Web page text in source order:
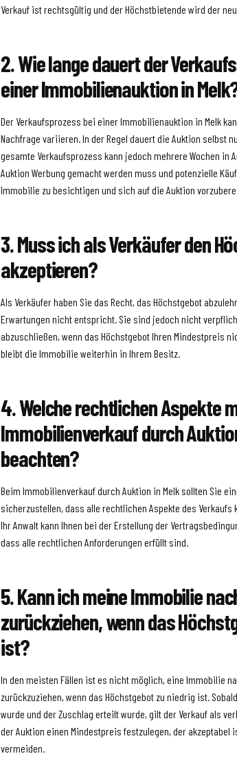
Verkauf ist rechtsgültig und der Höchstbietende wird der
2. Wie lange dauert der
einer Immobilienauktion in
Der Verkaufsprozess bei einer Immobilienauktion in Melk
Nachfrage variieren. In der Regel dauert die Auktion selbst
gesamte Verkaufsprozess kann jedoch mehrere Wochen in
Auktion Werbung gemacht werden muss und potenzielle
Immobilie zu besichtigen und sich auf die Auktion
3. Muss ich als Verkäufer den
akzeptieren?
Als Verkäufer haben Sie das Recht, das Höchstgebot
Erwartungen nicht entspricht. Sie sind jedoch nicht
abzuschließen, wenn das Höchstgebot Ihren Mindestpreis
bleibt die Immobilie weiterhin in Ihrem Besitz.
4. Welche rechtlichen Aspekte
Immobilienverkauf durch Auktion
beachten?
Beim Immobilienverkauf durch Auktion in Melk sollten Sie
sicherzustellen, dass alle rechtlichen Aspekte des Verkaufs
Ihr Anwalt kann Ihnen bei der Erstellung der
dass alle rechtlichen Anforderungen erfüllt sind.
5. Kann ich meine Immobilie
zurückziehen, wenn das
ist?
In den meisten Fällen ist es nicht möglich, eine Immobilie
zurückzuziehen, wenn das Höchstgebot zu niedrig ist.
wurde und der Zuschlag erteilt wurde, gilt der Verkauf als
der Auktion einen Mindestpreis festzulegen, der akzeptabel
vermeiden.